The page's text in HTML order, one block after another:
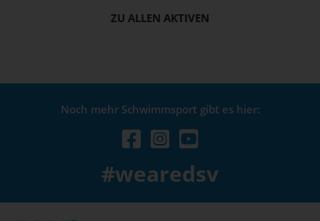
ZU ALLEN AKTIVEN
Noch mehr Schwimmsport gibt es hier:
#wearedsv